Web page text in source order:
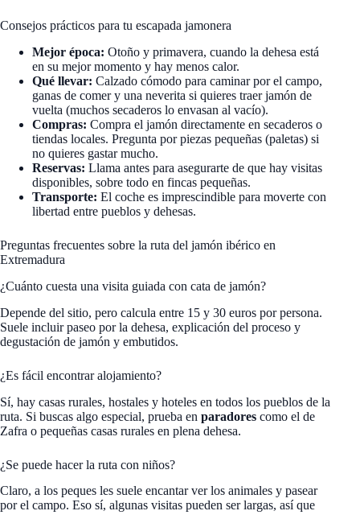
Consejos prácticos para tu escapada jamonera
Mejor época: Otoño y primavera, cuando la dehesa está
en su mejor momento y hay menos calor.
Qué llevar: Calzado cómodo para caminar por el campo,
ganas de comer y una neverita si quieres traer jamón de
vuelta (muchos secaderos lo envasan al vacío).
Compras: Compra el jamón directamente en secaderos o
tiendas locales. Pregunta por piezas pequeñas (paletas) si
no quieres gastar mucho.
Reservas: Llama antes para asegurarte de que hay visitas
disponibles, sobre todo en fincas pequeñas.
Transporte: El coche es imprescindible para moverte con
libertad entre pueblos y dehesas.
Preguntas frecuentes sobre la ruta del jamón ibérico en
Extremadura
¿Cuánto cuesta una visita guiada con cata de jamón?
Depende del sitio, pero calcula entre 15 y 30 euros por persona.
Suele incluir paseo por la dehesa, explicación del proceso y
degustación de jamón y embutidos.
¿Es fácil encontrar alojamiento?
Sí, hay casas rurales, hostales y hoteles en todos los pueblos de la
ruta. Si buscas algo especial, prueba en paradores como el de
Zafra o pequeñas casas rurales en plena dehesa.
¿Se puede hacer la ruta con niños?
Claro, a los peques les suele encantar ver los animales y pasear
por el campo. Eso sí, algunas visitas pueden ser largas, así que